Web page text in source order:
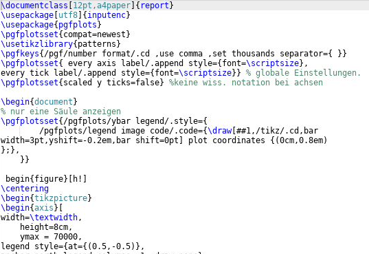
\documentclass 12pt,a4paper { report }
\usepackage utf8 { inputenc}
\usepackage{ pgfplots }
\pgfplotsset{ compat=newest }
\usetikzlibrary{ patterns }
\pgfkeys{ /pgf/number format/.cd ,use comma ,set thousands separator={
}}
\pgfplotsset{ every axis label/.append style={ font=\scriptsize} ,
every tick label/.append style={ font=\scriptsize}} % globale Einstellungen.
\pgfplotsset{ scaled y ticks=false} %keine wiss. notation bei achsen
\begin{document }
% nur eine Säule anzeigen
\pgfplotsset{ /pgfplots/ybar legend/.style={
    /pgfplots/legend image code/.code=
{\draw[ ##1,/tikz/.cd,bar
width=3pt,yshift=-0.2em,bar shift=0pt
plot coordinates {(0cm,0.8em)
} ; } ,
}}
begin{ figure} h!
\centering
\begin{tikzpicture}
\begin{axis }
width=\textwidth,
    height=8cm,
    ymax = 70000,
legend style={at={(0.5,-0.5)} ,